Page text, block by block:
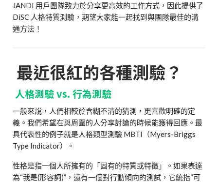
JANDI 用戶團隊致力於分享更高效的工作方式，因此提供了
DiSC 人格特質測驗，期望大家能一起找到與團隊最佳的溝
通方法！
最近很紅的各種測驗？
人格測驗 vs. 行為測驗
一般來說，人們相較於含糊不清的猜測，更喜歡明確的定
義。我們希望在與周圍的人分享討論的時候能獲得回應。最
具代表性的例子就是人格類型測驗 MBTI（Myers-Briggs
Type Indicator）。
性格是指一個人所擁有的「固有的特質或特徵」。如果表達
為“我是(形容詞)”，還有一個對行動傾向的測試，它統指“可